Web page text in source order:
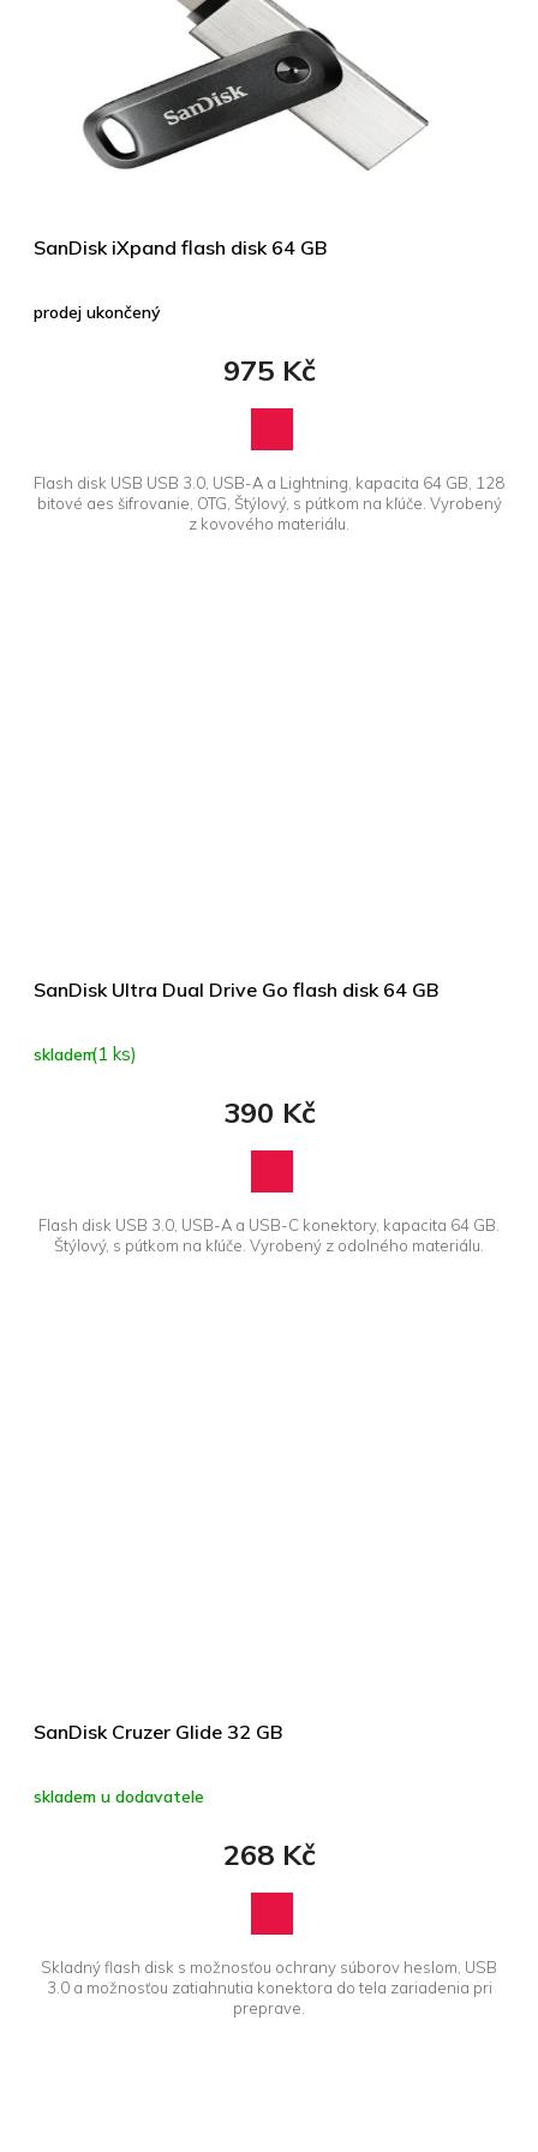
SanDisk iXpand flash disk 64 GB
prodej ukončený
975 Kč
Flash disk USB USB 3.0, USB-A a Lightning, kapacita 64 GB, 128
bitové aes šifrovanie, OTG, Štýlový, s pútkom na kľúče. Vyrobený
z kovového materiálu.
SanDisk Ultra Dual Drive Go flash disk 64 GB
skladem(1 ks)
390 Kč
Flash disk USB 3.0, USB-A a USB-C konektory, kapacita 64 GB.
Štýlový, s pútkom na kľúče. Vyrobený z odolného materiálu.
SanDisk Cruzer Glide 32 GB
skladem u dodavatele
268 Kč
Skladný flash disk s možnosťou ochrany súborov heslom, USB
3.0 a možnosťou zatiahnutia konektora do tela zariadenia pri
preprave.